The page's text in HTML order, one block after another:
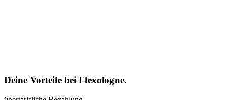
Deine Vorteile bei Flexologne.